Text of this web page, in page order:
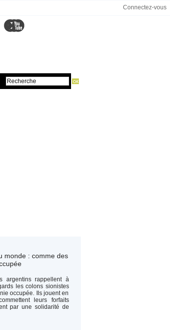
Connectez-vous
monde : comme des
argentins rappellent à
les colons sionistes
occupée. Ils jouent en
leurs forfaits
par une solidarité de